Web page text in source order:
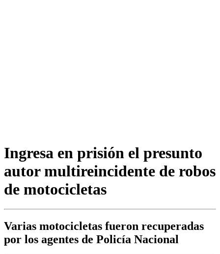
Ingresa en prisión el presunto
autor multireincidente de robos
de motocicletas
Varias motocicletas fueron recuperadas
por los agentes de Policía Nacional